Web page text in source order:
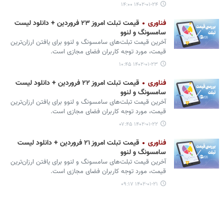
۱۴۰۲-۰۱-۲۴ ۱۴:۰۰
فناوری
قیمت تبلت امروز ۲۳ فروردین + دانلود لیست
سامسونگ و لنوو
آخرین قیمت تبلت‌های سامسونگ و لنوو برای یافتن ارزان‌ترین
قیمت، مورد توجه کاربران فضای مجازی است.
۱۴۰۲-۰۱-۲۳ ۱۰:۴۵
فناوری
قیمت تبلت امروز ۲۲ فروردین + دانلود لیست
سامسونگ و لنوو
آخرین قیمت تبلت‌های سامسونگ و لنوو برای یافتن ارزان‌ترین
قیمت، مورد توجه کاربران فضای مجازی است.
۱۴۰۲-۰۱-۲۲ ۰۷:۴۵
فناوری
قیمت تبلت امروز ۲۱ فروردین + دانلود لیست
سامسونگ و لنوو
آخرین قیمت تبلت‌های سامسونگ و لنوو برای یافتن ارزان‌ترین
قیمت، مورد توجه کاربران فضای مجازی است.
۱۴۰۲-۰۱-۲۱ ۰۹:۱۷